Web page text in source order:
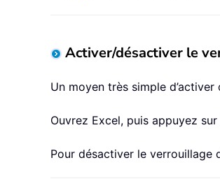
Activer/désactiver le
Un moyen très simple
Ouvrez Excel, puis appuyez
Pour désactiver le verrouillage